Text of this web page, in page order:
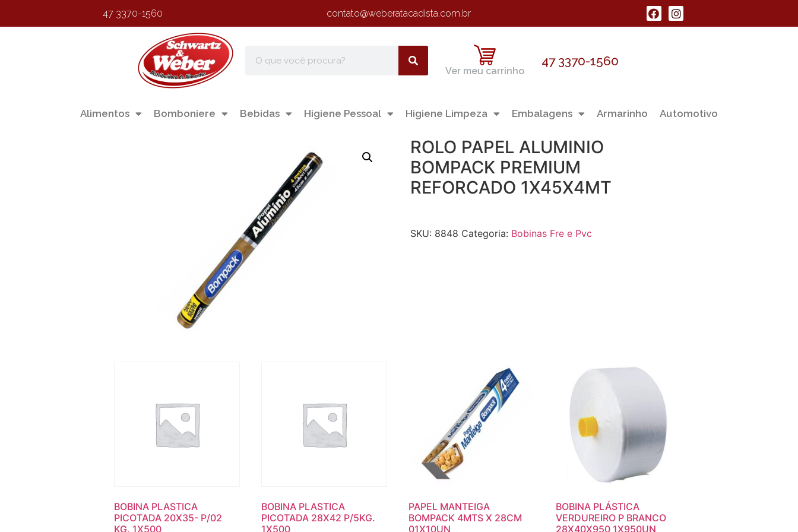
47 3370-1560 contato@weberatacadista.com.br
Ver meu carrinho
47 3370-1560
Alimentos Bomboniere Bebidas Higiene Pessoal Higiene Limpeza Embalagens Armarinho Automotivo
ROLO PAPEL ALUMINIO
BOMPACK PREMIUM
REFORCADO 1X45X4MT
SKU: 8848 Categoria: Bobinas Fre e Pvc
BOBINA PLASTICA
PICOTADA 20X35- P/02
KG. 1X500
BOBINA PLASTICA
PICOTADA 28X42 P/5KG.
1X500
PAPEL MANTEIGA
BOMPACK 4MTS X 28CM
01X10UN
BOBINA PLÁSTICA
VERDUREIRO P BRANCO
28X40X950 1X950UN